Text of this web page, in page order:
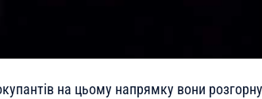
на цьому напрямку вони